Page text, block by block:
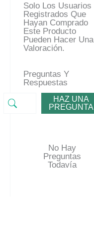
Solo Los Usuarios
Registrados Que
Hayan Comprado
Este Producto
Pueden Hacer Una
Valoración.
Preguntas Y
Respuestas
HAZ UNA
PREGUNTA
No Hay
Preguntas
Todavía